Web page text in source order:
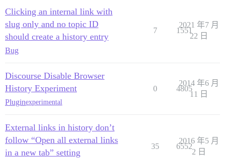
Clicking an internal link with
slug only and no topic ID
should create a history entry
Bug
7 1551
2021 年7 月
22 日
Discourse Disable Browser
History Experiment
Pluginexperimental
0 4805
2014 年6 月
11 日
External links in history don’t
follow “Open all external links
in a new tab” setting
35 6552
2016 年5 月
2 日